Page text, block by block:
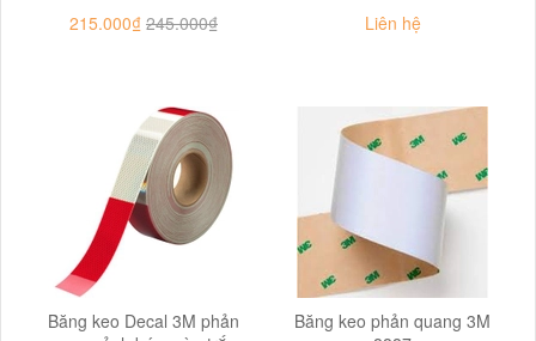
215.000₫ 245.000₫
Liên hệ
Băng keo Decal 3M phản
Băng keo phản quang 3M